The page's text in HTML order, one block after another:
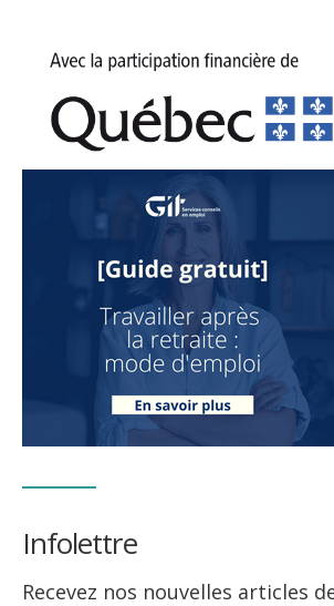
Infolettre
Recevez nos nouvelles articles